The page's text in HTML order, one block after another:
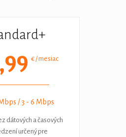
€ / mesiac
/ 3 - 6 Mbps
dátových a časových
určený pre